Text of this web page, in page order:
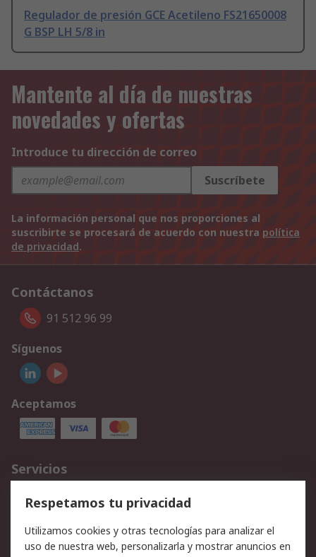
Regulador de presión GCE Acetileno FS21650008
G BSP LH 5/8 in
Mantente al día de nuestras
novedades y ofertas
Introduce tu dirección de correo
Suscríbete
La información personal que nos proporciones al
suscribirte se procesará de acuerdo con nuestra política
de privacidad.
Contáctanos
91 512 96 99
Síguenos
Aceptamos
Servicios
Cómo realizar pedidos
Devoluciones
Facturación y pago
Ofertas
Soporte técnico
Respetamos tu privacidad
Utilizamos cookies y otras tecnologías para analizar el
uso de nuestra web, personalizarla y mostrar anuncios en